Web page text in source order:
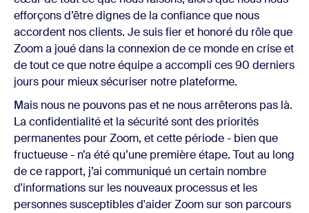
efforçons d’être dignes de la confiance que nous
accordent nos clients. Je suis fier et honoré du rôle que
Zoom a joué dans la connexion de ce monde en crise et
de tout ce que notre équipe a accompli ces 90 derniers
jours pour mieux sécuriser notre plateforme.
Mais nous ne pouvons pas et ne nous arrêterons pas là.
La confidentialité et la sécurité sont des priorités
permanentes pour Zoom, et cette période - bien que
fructueuse - n’a été qu’une première étape. Tout au long
de ce rapport, j’ai communiqué un certain nombre
d'informations sur les nouveaux processus et les
personnes susceptibles d'aider Zoom sur son parcours